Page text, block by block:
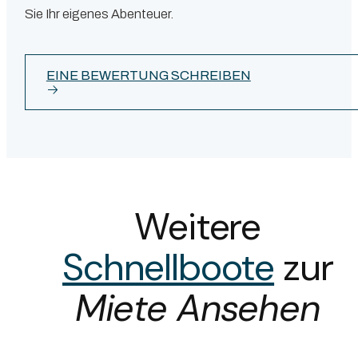
Sie Ihr eigenes Abenteuer.
EINE BEWERTUNG SCHREIBEN
Weitere
Schnellboote zur
Miete Ansehen